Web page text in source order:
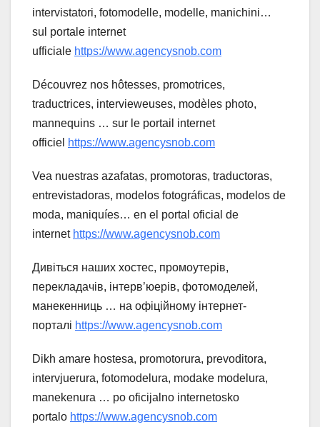
intervistatori, fotomodelle, modelle, manichini…
sul portale internet
ufficiale https://www.agencysnob.com
Découvrez nos hôtesses, promotrices,
traductrices, intervieweuses, modèles photo,
mannequins … sur le portail internet
officiel https://www.agencysnob.com
Vea nuestras azafatas, promotoras, traductoras,
entrevistadoras, modelos fotográficas, modelos de
moda, maniquíes… en el portal oficial de
internet https://www.agencysnob.com
Дивіться наших хостес, промоутерів,
перекладачів, інтерв’юерів, фотомоделей,
манекенниць … на офіційному інтернет-
порталі https://www.agencysnob.com
Dikh amare hostesa, promotorura, prevoditora,
intervjuerura, fotomodelura, modake modelura,
manekenura … po oficijalno internetosko
portalo https://www.agencysnob.com